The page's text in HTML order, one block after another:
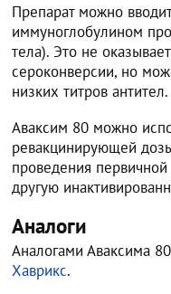
Препарат можно
иммуноглобулином
тела). Это не
сероконверсии, но
низких титров антител.
Аваксим 80 можно
ревакцинирующей
проведения
другую
Аналоги
Аналогами Аваксима
Хаврикс.